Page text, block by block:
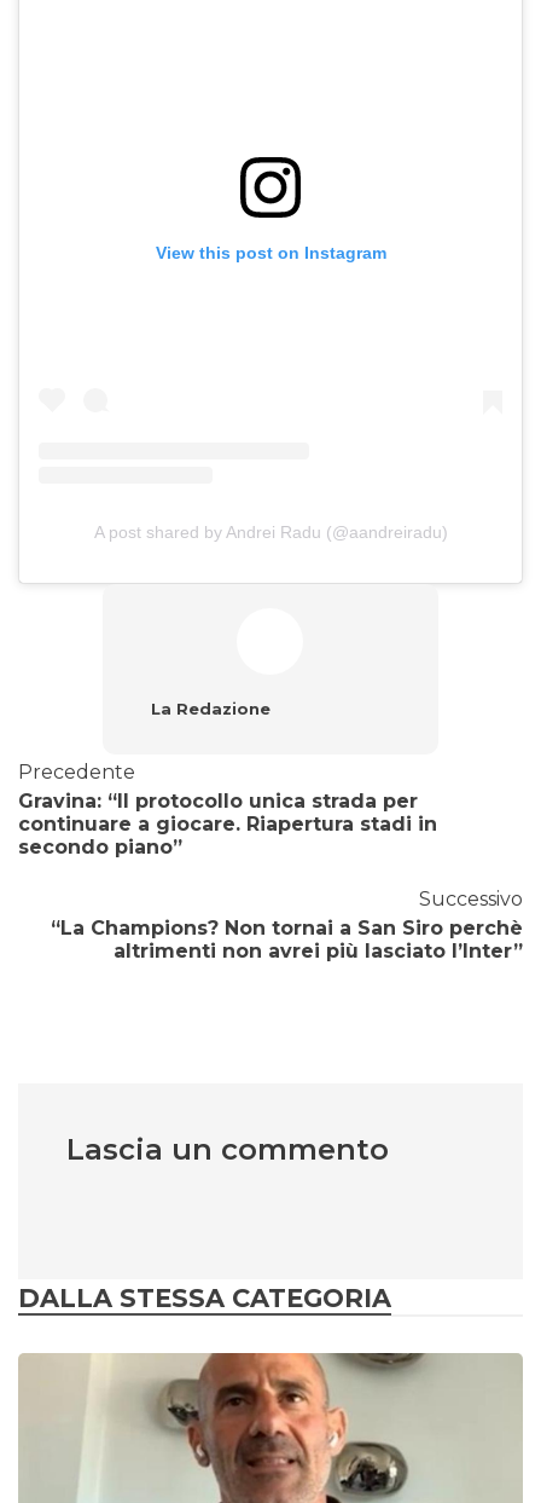
View this post on Instagram
A post shared by Andrei Radu (@aandreiradu)
La Redazione
Precedente
Gravina: “Il protocollo unica strada per
continuare a giocare. Riapertura stadi in
secondo piano”
Successivo
“La Champions? Non tornai a San Siro perchè
altrimenti non avrei più lasciato l’Inter”
Lascia un commento
DALLA STESSA CATEGORIA